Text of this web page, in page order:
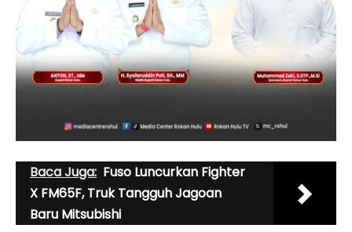
Baca Juga: Fuso Luncurkan Fighter
X FM65F, Truk Tangguh Jagoan
Baru Mitsubishi